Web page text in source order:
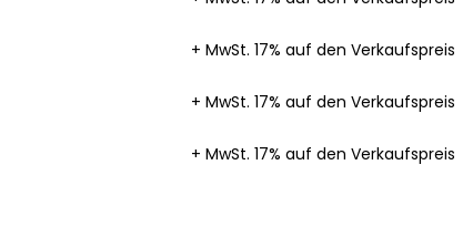
+ MwSt. 17% auf den Verkaufspreis
+ MwSt. 17% auf den Verkaufspreis
+ MwSt. 17% auf den Verkaufspreis